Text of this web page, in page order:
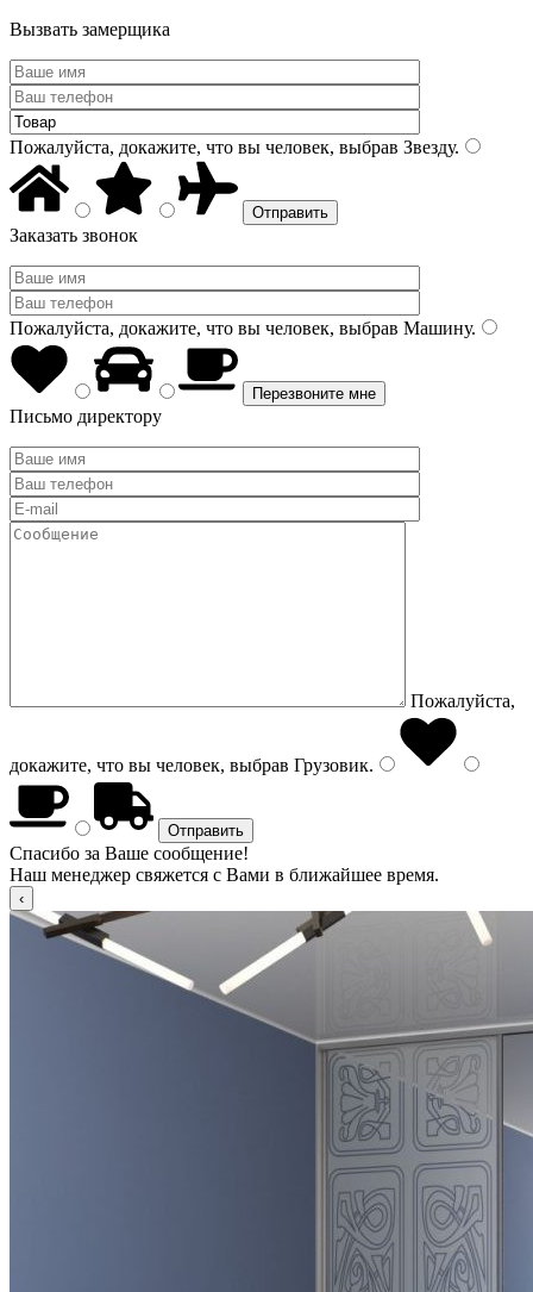
Вызвать замерщика
Пожалуйста, докажите, что вы человек, выбрав Звезду.
Заказать звонок
Пожалуйста, докажите, что вы человек, выбрав Машину.
Письмо директору
Пожалуйста,
докажите, что вы человек, выбрав Грузовик.
Спасибо за Ваше сообщение!
Наш менеджер свяжется с Вами в ближайшее время.